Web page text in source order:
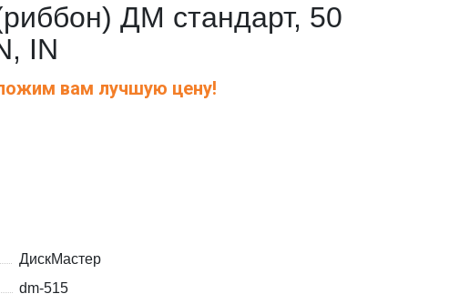
ДМ стандарт, 50
IN
вам лучшую цену!
ДискМастер
dm-515